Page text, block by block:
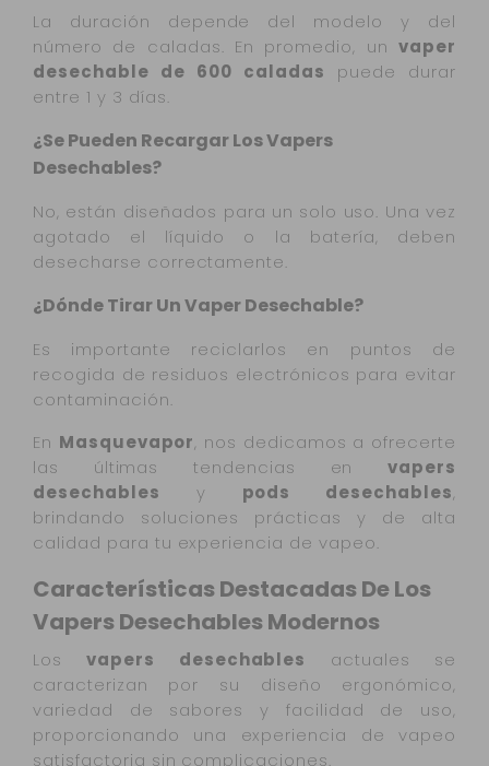
La duración depende del modelo y del
número de caladas. En promedio, unvaper
desechable de 600 caladas puede durar
entre 1 y 3 días.
¿Se Pueden Recargar Los Vapers
Desechables?
No, están diseñados para un solo uso. Una vez
agotado el líquido o la batería, deben
desecharse correctamente.
¿Dónde Tirar Un Vaper Desechable?
Es importante reciclarlos en puntos de
recogida de residuos electrónicos para evitar
contaminación.
En Masquevapor, nos dedicamos a ofrecerte
las últimas tendencias envapers
desechables y pods desechables,
brindando soluciones prácticas y de alta
calidad para tu experiencia de vapeo.
Características Destacadas De Los
Vapers Desechables Modernos
Losvapers desechables
actuales se
caracterizan por su diseño ergonómico,
variedad de sabores y facilidad de uso,
proporcionando una experiencia de vapeo
satisfactoria sin complicaciones.